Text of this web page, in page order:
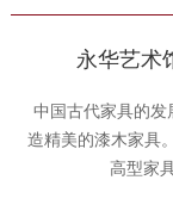
永华艺术
中国古代家具的
造精美的漆木家具
高型家